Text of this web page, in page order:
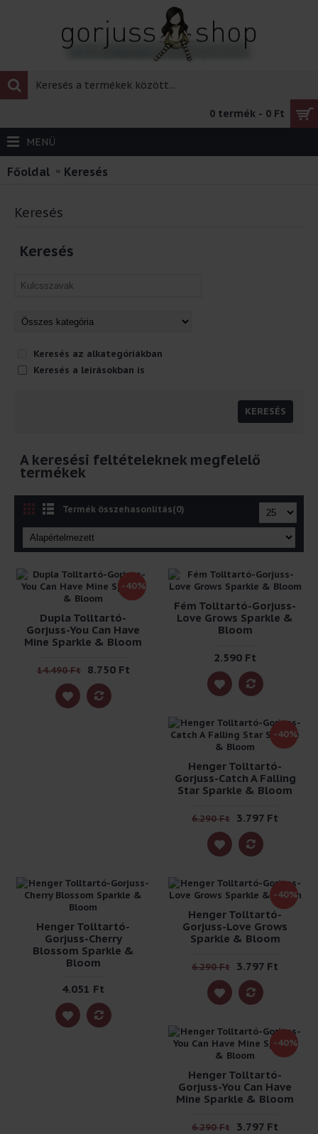
0 termék - 0 Ft
MENÜ
Főoldal Keresés
Keresés
Keresés
Keresés az alkategóriákban
Keresés a leírásokban is
A keresési feltételeknek megfelelő
termékek
Termék összehasonlítás(0)
-40%
Dupla Tolltartó-
Gorjuss-You Can Have
Mine Sparkle & Bloom
14.490 Ft 8.750 Ft
Fém Tolltartó-Gorjuss-
Love Grows Sparkle &
Bloom
2.590 Ft
-40%
Henger Tolltartó-
Gorjuss-Catch A Falling
Star Sparkle & Bloom
6.290 Ft 3.797 Ft
Henger Tolltartó-
Gorjuss-Cherry
Blossom Sparkle &
Bloom
4.051 Ft
-40%
Henger Tolltartó-
Gorjuss-Love Grows
Sparkle & Bloom
6.290 Ft 3.797 Ft
-40%
Henger Tolltartó-
Gorjuss-You Can Have
Mine Sparkle & Bloom
6.290 Ft 3.797 Ft